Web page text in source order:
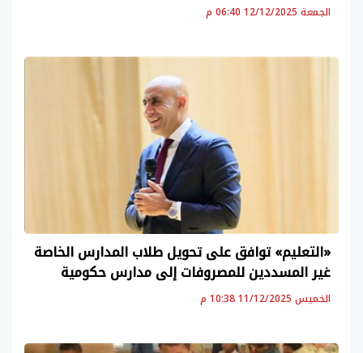
الجمعة 12/12/2025 06:40 م
«التعليم» توافق على تحويل طلاب المدارس الخاصة
غير المسددين للمصروفات إلى مدارس حكومية
الخميس 11/12/2025 10:38 م